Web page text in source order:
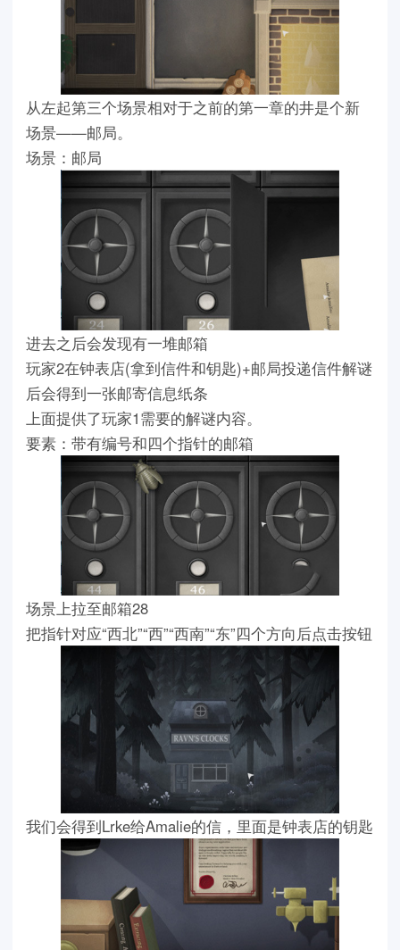
从左起第三个场景相对于之前的第一章的井是个新
场景——邮局。
场景：邮局
进去之后会发现有一堆邮箱
玩家2在钟表店(拿到信件和钥匙)+邮局投递信件解谜
后会得到一张邮寄信息纸条
上面提供了玩家1需要的解谜内容。
要素：带有编号和四个指针的邮箱
场景上拉至邮箱28
把指针对应“西北”“西”“西南”“东”四个方向后点击按钮
我们会得到Lrke给Amalie的信，里面是钟表店的钥匙